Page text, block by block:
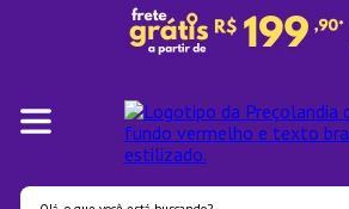
Olá, o que você está buscando?